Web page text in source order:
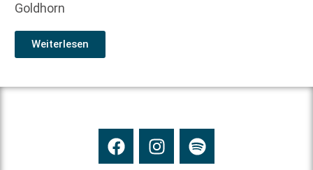
Goldhorn
Weiterlesen